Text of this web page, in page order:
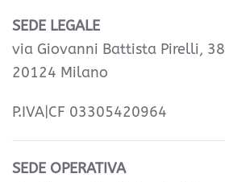
SEDE LEGALE
via Giovanni Battista Pirelli, 38
20124 Milano
P.IVA|CF 03305420964
SEDE OPERATIVA